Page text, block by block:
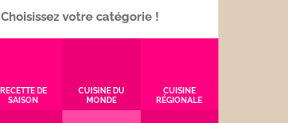
Choisissez votre catégorie !
RECETTE DE
SAISON
CUISINE DU
MONDE
CUISINE
RÉGIONALE